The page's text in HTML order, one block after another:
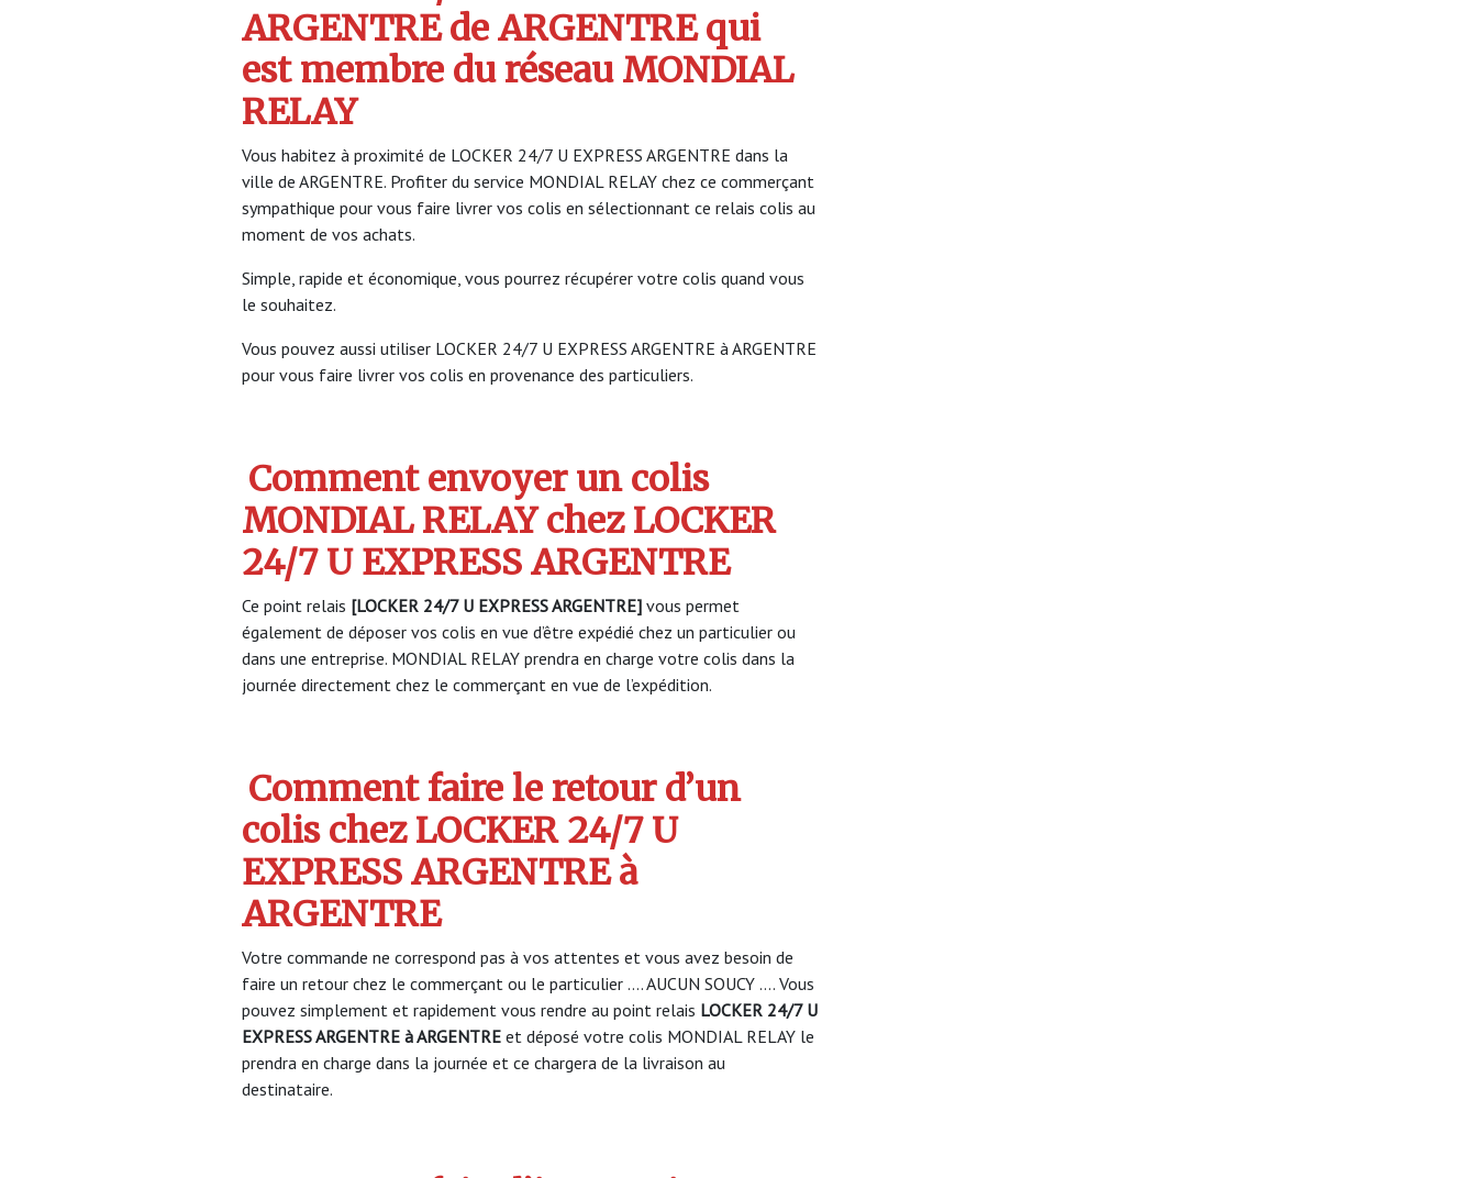
ARGENTRE de ARGENTRE qui
est membre du réseau MONDIAL
RELAY
Vous habitez à proximité de LOCKER 24/7 U EXPRESS ARGENTRE dans la
ville de ARGENTRE. Profiter du service MONDIAL RELAY chez ce commerçant
sympathique pour vous faire livrer vos colis en sélectionnant ce relais colis au
moment de vos achats.
Simple, rapide et économique, vous pourrez récupérer votre colis quand vous
le souhaitez.
Vous pouvez aussi utiliser LOCKER 24/7 U EXPRESS ARGENTRE à ARGENTRE
pour vous faire livrer vos colis en provenance des particuliers.
Comment envoyer un colis
MONDIAL RELAY chez LOCKER
24/7 U EXPRESS ARGENTRE
Ce point relais [LOCKER 24/7 U EXPRESS ARGENTRE] vous permet
également de déposer vos colis en vue d’être expédié chez un particulier ou
dans une entreprise. MONDIAL RELAY prendra en charge votre colis dans la
journée directement chez le commerçant en vue de l’expédition.
Comment faire le retour d’un
colis chez LOCKER 24/7 U
EXPRESS ARGENTRE à
ARGENTRE
Votre commande ne correspond pas à vos attentes et vous avez besoin de
faire un retour chez le commerçant ou le particulier …. AUCUN SOUCY …. Vous
pouvez simplement et rapidement vous rendre au point relais LOCKER 24/7 U
EXPRESS ARGENTRE à ARGENTRE et déposé votre colis MONDIAL RELAY le
prendra en charge dans la journée et ce chargera de la livraison au
destinataire.